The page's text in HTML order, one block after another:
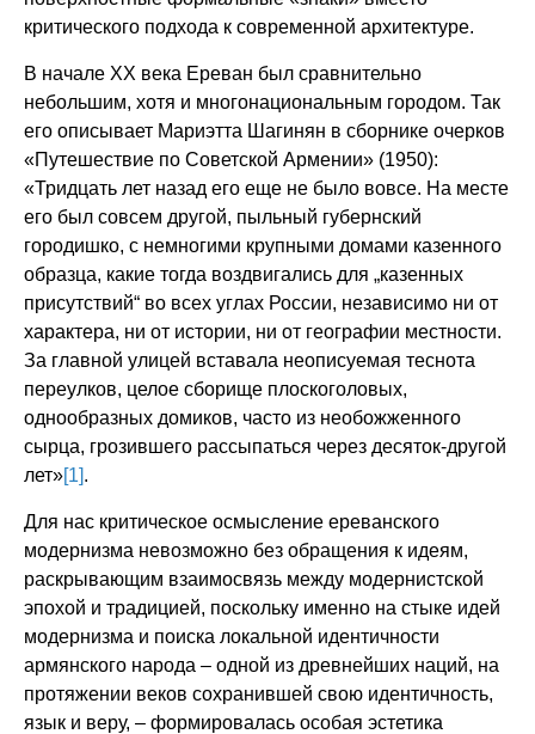
критического подхода к современной архитектуре.
В начале XX века Ереван был сравнительно
небольшим, хотя и многонациональным городом. Так
его описывает Мариэтта Шагинян в сборнике очерков
«Путешествие по Советской Армении» (1950):
«Тридцать лет назад его еще не было вовсе. На месте
его был совсем другой, пыльный губернский
городишко, с немногими крупными домами казенного
образца, какие тогда воздвигались для „казенных
присутствий“ во всех углах России, независимо ни от
характера, ни от истории, ни от географии местности.
За главной улицей вставала неописуемая теснота
переулков, целое сборище плоскоголовых,
однообразных домиков, часто из необожженного
сырца, грозившего рассыпаться через десяток-другой
лет»[1].
Для нас критическое осмысление ереванского
модернизма невозможно без обращения к идеям,
раскрывающим взаимосвязь между модернистской
эпохой и традицией, поскольку именно на стыке идей
модернизма и поиска локальной идентичности
армянского народа – одной из древнейших наций, на
протяжении веков сохранившей свою идентичность,
язык и веру, – формировалась особая эстетика